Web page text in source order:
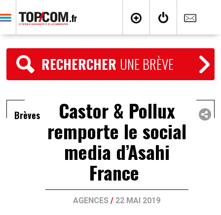
RECHERCHER UNE BRÈVE
Brèves Castor & Pollux
remporte le social
media d’Asahi
France
AGENCES / 22 MAI 2019